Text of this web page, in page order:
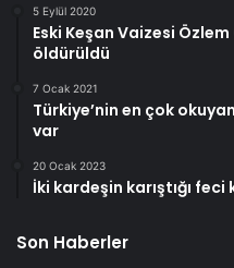
5 Eylül 2020
Eski Keşan Vaizesi
öldürüldü
7 Ocak 2021
Türkiye’nin en çok
var
20 Ocak 2023
İki kardeşin karıştığı
Son Haberler